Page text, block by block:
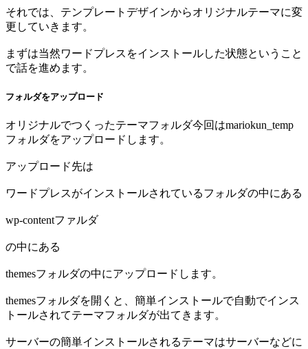
それでは、テンプレートデザインからオリジナルテーマに変
更していきます。
まずは当然ワードプレスをインストールした状態ということ
で話を進めます。
フォルダをアップロード
オリジナルでつくったテーマフォルダ今回はmariokun_temp
フォルダをアップロードします。
アップロード先は
ワードプレスがインストールされているフォルダの中にある
wp-contentファルダ
の中にある
themesフォルダの中にアップロードします。
themesフォルダを開くと、簡単インストールで自動でインス
トールされてテーマフォルダが出てきます。
サーバーの簡単インストールされるテーマはサーバーなどに